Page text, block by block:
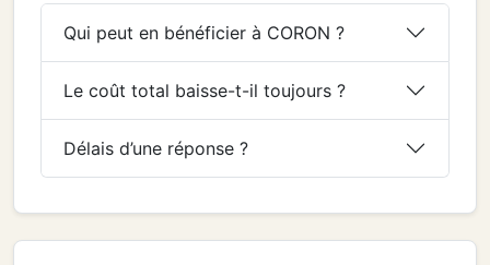
Qui peut en bénéficier à CORON ?
Le coût total baisse-t-il toujours ?
Délais d’une réponse ?